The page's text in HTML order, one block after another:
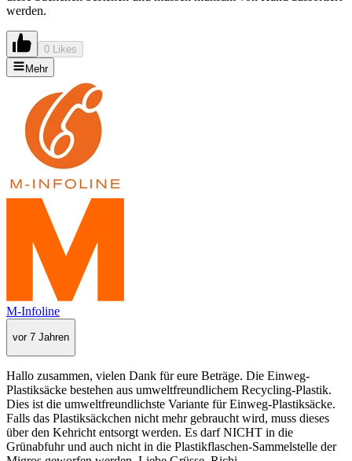
werden.
0 Likes
Mehr
M-Infoline
vor 7 Jahren
Hallo zusammen, vielen Dank für eure Beträge. Die Einweg-
Plastiksäcke bestehen aus umweltfreundlichem Recycling-Plastik.
Dies ist die umweltfreundlichste Variante für Einweg-Plastiksäcke.
Falls das Plastiksäckchen nicht mehr gebraucht wird, muss dieses
über den Kehricht entsorgt werden. Es darf NICHT in die
Grünabfuhr und auch nicht in die Plastikflaschen-Sammelstelle der